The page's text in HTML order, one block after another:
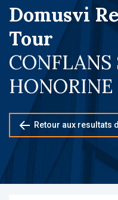
Domusvi
Tour
CONFLANS
Retour aux resultats